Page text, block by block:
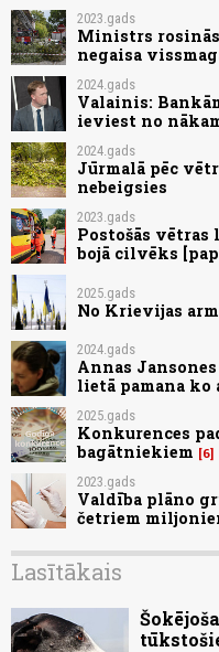
2023.gads
Ministrs
negaisa
2024.gads
Valainis:
ieviest no
2024.gads
Jūrmalā pēc
nebeigsies
2023.gads
Postošās
bojā cilvēks
2025.gads
No Krievijas
2024.gads
Annas
lietā pamana ko
2025.gads
Konkurences
bagātniekiem
6
2023.gads
Valdība plāno
četriem
Lasītākais